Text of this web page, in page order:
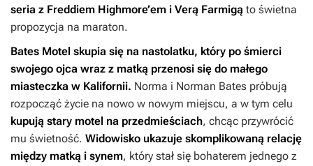
seria z Freddiem Highmore’em i Verą Farmigą to świetna
propozycja na maraton.
Bates Motel skupia się na nastolatku, który po śmierci
swojego ojca wraz z matką przenosi się do małego
miasteczka w Kalifornii. Norma i Norman Bates próbują
rozpocząć życie na nowo w nowym miejscu, a w tym celu
kupują stary motel na przedmieściach, chcąc przywrócić
mu świetność. Widowisko ukazuje skomplikowaną relację
między matką i synem, który stał się bohaterem jednego z